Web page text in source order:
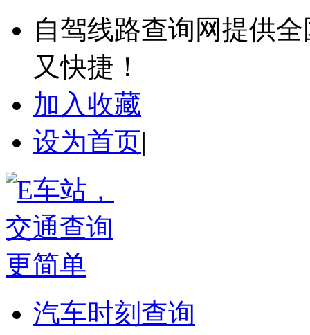
自驾线路查询网提供
又快捷！
加入收藏
设为首页|
汽车时刻查询